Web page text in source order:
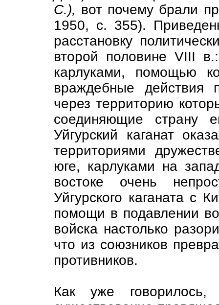
С.), вот почему брали
1950, с. 355).
расстановку
второй половине VIII
карлуками, помощью
враждебные действия
через территорию
соединяющие страну
Уйгурский каганат
территориями
юге, карлуками на
востоке очень
Уйгурского каганата с
помощи в подавлении
войска настолько
что из союзников
противников.
Как уже